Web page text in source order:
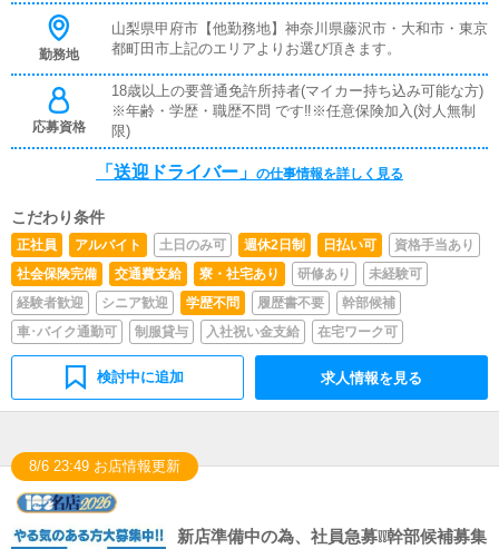
勤務地
山梨県甲府市【他勤務地】神奈川県藤沢市・大和市・東京
都町田市上記のエリアよりお選び頂きます。
応募資格
18歳以上の要普通免許所持者(マイカー持ち込み可能な方)
※年齢・学歴・職歴不問 です‼※任意保険加入(対人無制
限)
「送迎ドライバー」 の仕事情報を詳しく見る
こだわり条件
正社員 アルバイト 土日のみ可 週休2日制 日払い可
資格手当あり
社会保険完備
交通費支給 寮・社宅あり 研修あり
未経験可
経験者歓迎
シニア歓迎 学歴不問 履歴書不要
幹部候補
車･バイク通勤可
制服貸与 入社祝い金支給 在宅ワーク可
検討中に追加 求人情報を見る
8/6 23:49 お店情報更新
新店準備中の為、社員急募❕❕幹部候補募集